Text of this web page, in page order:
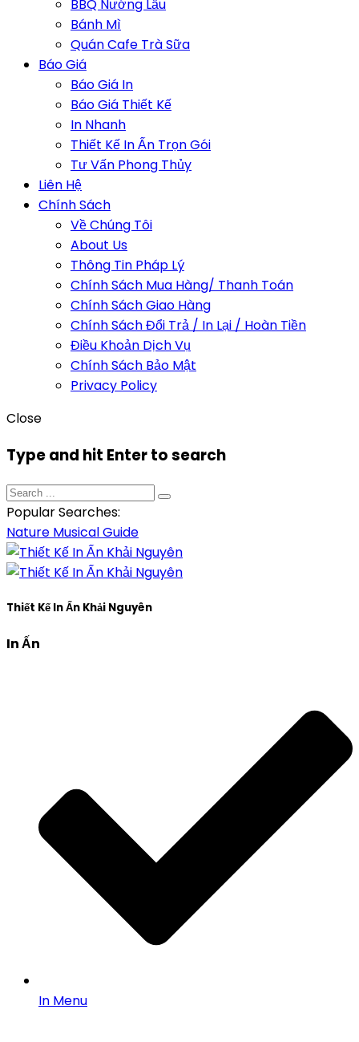
BBQ Nướng Lẩu
Bánh Mì
Quán Cafe Trà Sữa
Báo Giá
Báo Giá In
Báo Giá Thiết Kế
In Nhanh
Thiết Kế In Ấn Trọn Gói
Tư Vấn Phong Thủy
Liên Hệ
Chính Sách
Về Chúng Tôi
About Us
Thông Tin Pháp Lý
Chính Sách Mua Hàng/ Thanh Toán
Chính Sách Giao Hàng
Chính Sách Đổi Trả / In Lại / Hoàn Tiền
Điều Khoản Dịch Vụ
Chính Sách Bảo Mật
Privacy Policy
Close
Type and hit Enter to search
Popular Searches:
Nature MusicalGuide
Thiết Kế In Ấn Khải Nguyên
In Ấn
In Menu